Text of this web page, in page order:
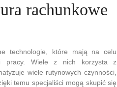
rachunkowe
technologie, które mają na celu
pracy. Wiele z nich korzysta z
wiele rutynowych czynności,
temu specjaliści mogą skupić się